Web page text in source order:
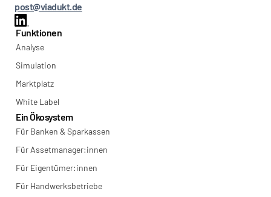
post@viadukt.de
Funktionen
Analyse
Simulation
Marktplatz
White Label
Ein Ökosystem
Für Banken & Sparkassen
Für Assetmanager:innen
Für Eigentümer:innen
Für Handwerksbetriebe